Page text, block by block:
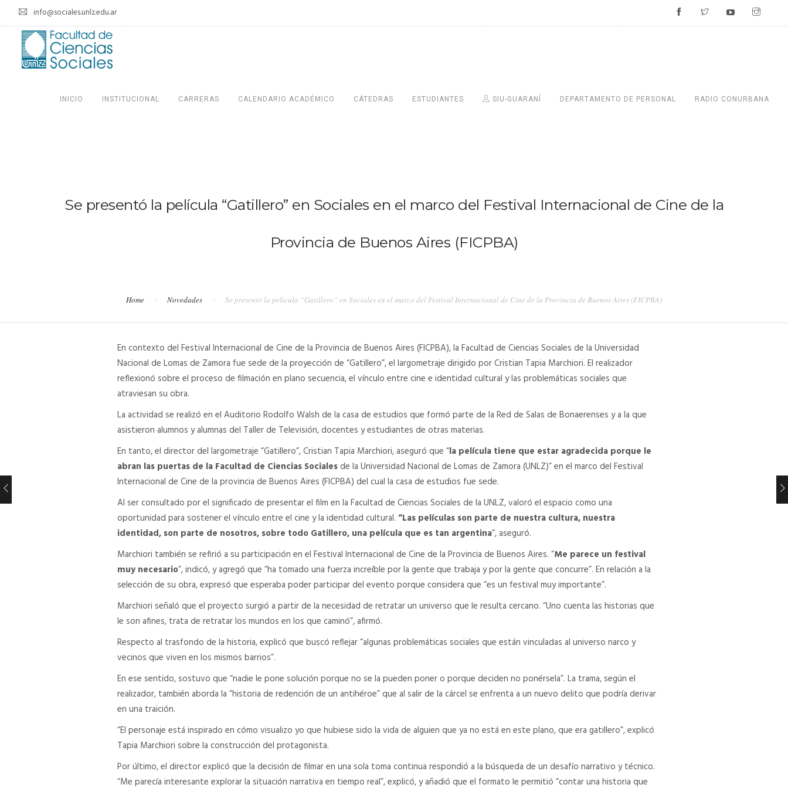
info@sociales.unlz.edu.ar
INICIO INSTITUCIONAL CARRERAS CALENDARIO ACADÉMICO CÁTEDRAS ESTUDIANTES SIU-GUARANÍ DEPARTAMENTO DE PERSONAL RADIO CONURBANA
Se presentó la película “Gatillero” en Sociales en el marco del Festival Internacional de Cine de la
Provincia de Buenos Aires (FICPBA)
Home Novedades Se presentó la película “Gatillero” en Sociales en el marco del Festival Internacional de Cine de la Provincia de Buenos Aires (FICPBA)
En contexto del Festival Internacional de Cine de la Provincia de Buenos Aires (FICPBA), la Facultad de Ciencias Sociales de la Universidad
Nacional de Lomas de Zamora fue sede de la proyección de “Gatillero”, el largometraje dirigido por Cristian Tapia Marchiori. El realizador
reflexionó sobre el proceso de filmación en plano secuencia, el vínculo entre cine e identidad cultural y las problemáticas sociales que
atraviesan su obra.
La actividad se realizó en el Auditorio Rodolfo Walsh de la casa de estudios que formó parte de la Red de Salas de Bonaerenses y a la que
asistieron alumnos y alumnas del Taller de Televisión, docentes y estudiantes de otras materias.
En tanto, el director del largometraje “Gatillero”, Cristian Tapia Marchiori, aseguró que “la película tiene que estar agradecida porque le
abran las puertas de la Facultad de Ciencias Socialesde la Universidad Nacional de Lomas de Zamora (UNLZ)” en el marco del Festival
Internacional de Cine de la provincia de Buenos Aires (FICPBA) del cual la casa de estudios fue sede.
Al ser consultado por el significado de presentar el film en la Facultad de Ciencias Sociales de la UNLZ, valoró el espacio como una
oportunidad para sostener el vínculo entre el cine y la identidad cultural. “Las películas son parte de nuestra cultura, nuestra
identidad, son parte de nosotros, sobre todo Gatillero, una película que es tan argentina”, aseguró.
Marchiori también se refirió a su participación en el Festival Internacional de Cine de la Provincia de Buenos Aires. “Me parece un festival
muy necesario”, indicó, y agregó que “ha tomado una fuerza increíble por la gente que trabaja y por la gente que concurre”. En relación a la
selección de su obra, expresó que esperaba poder participar del evento porque considera que “es un festival muy importante”.
Marchiori señaló que el proyecto surgió a partir de la necesidad de retratar un universo que le resulta cercano. “Uno cuenta las historias que
le son afines, trata de retratar los mundos en los que caminó”, afirmó.
Respecto al trasfondo de la historia, explicó que buscó reflejar “algunas problemáticas sociales que están vinculadas al universo narco y
vecinos que viven en los mismos barrios”.
En ese sentido, sostuvo que “nadie le pone solución porque no se la pueden poner o porque deciden no ponérsela”. La trama, según el
realizador, también aborda la “historia de redención de un antihéroe” que al salir de la cárcel se enfrenta a un nuevo delito que podría derivar
en una traición.
“El personaje está inspirado en cómo visualizo yo que hubiese sido la vida de alguien que ya no está en este plano, que era gatillero”, explicó
Tapia Marchiori sobre la construcción del protagonista.
Por último, el director explicó que la decisión de filmar en una sola toma continua respondió a la búsqueda de un desafío narrativo y técnico.
“Me parecía interesante explorar la situación narrativa en tiempo real”, explicó, y añadió que el formato le permitió “contar una historia que